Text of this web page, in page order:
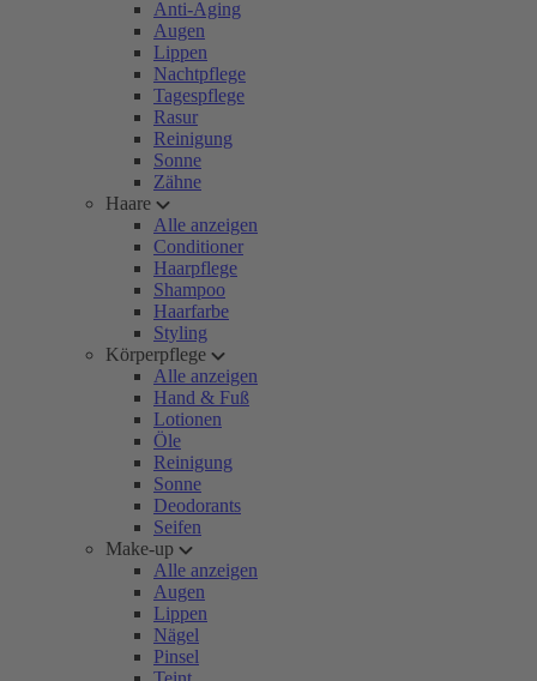
Anti-Aging
Augen
Lippen
Nachtpflege
Tagespflege
Rasur
Reinigung
Sonne
Zähne
Haare
Alle anzeigen
Conditioner
Haarpflege
Shampoo
Haarfarbe
Styling
Körperpflege
Alle anzeigen
Hand & Fuß
Lotionen
Öle
Reinigung
Sonne
Deodorants
Seifen
Make-up
Alle anzeigen
Augen
Lippen
Nägel
Pinsel